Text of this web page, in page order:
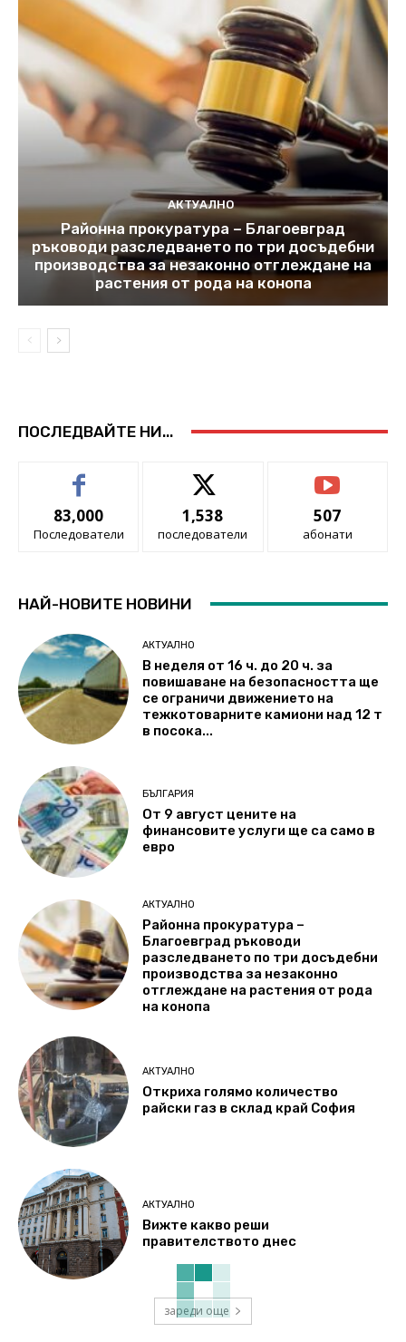
АКТУАЛНО
Районна прокуратура – Благоевград
ръководи разследването по три досъдебни
производства за незаконно отглеждане на
растения от рода на конопа
ПОСЛЕДВАЙТЕ НИ...
83,000
Последователи
1,538
последователи
507
абонати
НАЙ-НОВИТЕ НОВИНИ
АКТУАЛНО
В неделя от 16 ч. до 20 ч. за
повишаване на безопасността ще
се ограничи движението на
тежкотоварните камиони над 12 т
в посока...
БЪЛГАРИЯ
От 9 август цените на
финансовите услуги ще са само в
евро
АКТУАЛНО
Районна прокуратура –
Благоевград ръководи
разследването по три досъдебни
производства за незаконно
отглеждане на растения от рода
на конопа
АКТУАЛНО
Откриха голямо количество
райски газ в склад край София
АКТУАЛНО
Вижте какво реши
правителството днес
зареди още